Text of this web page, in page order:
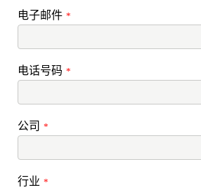
电子邮件 *
电话号码 *
公司 *
行业 *